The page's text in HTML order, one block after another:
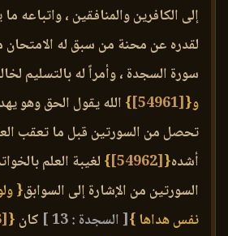
إلى الكافرين والمنافقين ، واتباعه
لقدره عن محنة من سبق له
سورة السجدة ، وأمراً له بالتسليم
و{[54961]
} الله يقول الحق وهو
تحصل من السورتين قبل ما تعقب
أشده{
[54962]
} لغيبة العلم
السورتين من الإشارة إلى السوابق{
نفس هداها }[ السجدة : 13 ] كان {
[54963]